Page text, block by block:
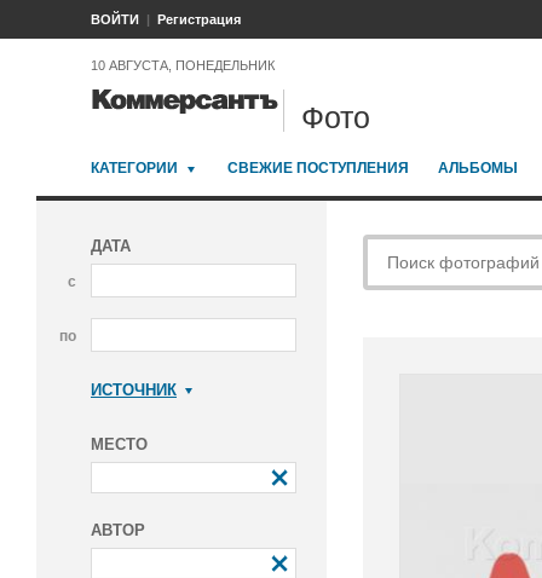
ВОЙТИ Регистрация
10 АВГУСТА, ПОНЕДЕЛЬНИК
Фото
КАТЕГОРИИ СВЕЖИЕ ПОСТУПЛЕНИЯ АЛЬБОМЫ
ДАТА
с
по
ИСТОЧНИК
МЕСТО
АВТОР